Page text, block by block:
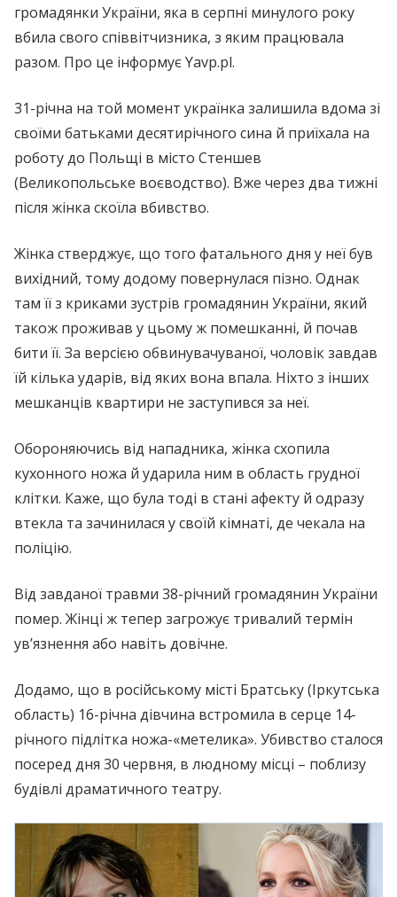
громадянки України, яка в серпні минулого року
вбила свого співвітчизника, з яким працювала
разом. Про це інформує Yavp.pl.
31-річна на той момент українка залишила вдома зі
своїми батьками десятирічного сина й приїхала на
роботу до Польщі в місто Стеншев
(Великопольське воєводство). Вже через два тижні
після жінка скоїла вбивство.
Жінка стверджує, що того фатального дня у неї був
вихідний, тому додому повернулася пізно. Однак
там її з криками зустрів громадянин України, який
також проживав у цьому ж помешканні, й почав
бити її. За версією обвинувачуваної, чоловік завдав
їй кілька ударів, від яких вона впала. Ніхто з інших
мешканців квартири не заступився за неї.
Обороняючись від нападника, жінка схопила
кухонного ножа й ударила ним в область грудної
клітки. Каже, що була тоді в стані афекту й одразу
втекла та зачинилася у своїй кімнаті, де чекала на
поліцію.
Від завданої травми 38-річний громадянин України
помер. Жінці ж тепер загрожує тривалий термін
ув’язнення або навіть довічне.
Додамо, що в російському місті Братську (Іркутська
область) 16-річна дівчина встромила в серце 14-
річного підлітка ножа-«метелика». Убивство сталося
посеред дня 30 червня, в людному місці – поблизу
будівлі драматичного театру.